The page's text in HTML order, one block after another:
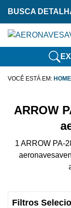
BUSCA
VOCÊ ESTÁ EM: HOME
ARROW
1 ARROW PA-
Filtros